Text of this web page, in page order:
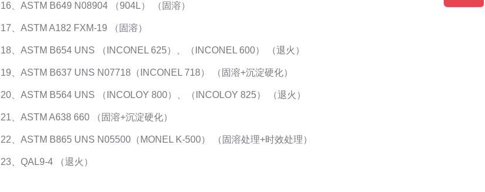
16、ASTM B649 N08904 （904L） （固溶）
17、ASTM A182 FXM-19 （固溶）
18、ASTM B654 UNS （INCONEL 625）、（INCONEL 600） （退火）
19、ASTM B637 UNS N07718（INCONEL 718） （固溶+沉淀硬化）
20、ASTM B564 UNS （INCOLOY 800）、（INCOLOY 825） （退火）
21、ASTM A638 660 （固溶+沉淀硬化）
22、ASTM B865 UNS N05500（MONEL K-500） （固溶处理+时效处理）
23、QAL9-4 （退火）